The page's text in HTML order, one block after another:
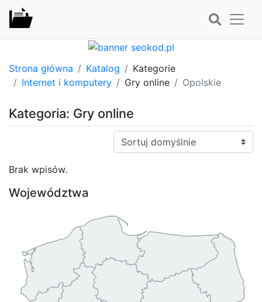
Strona główna Katalog
Kategorie
Internet i komputery
Gry online Opolskie
Kategoria: Gry online
Sortuj:
Brak wpisów.
Województwa